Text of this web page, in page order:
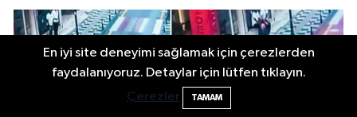
En iyi site deneyimi sağlamak için çerezlerden
faydalanıyoruz. Detaylar için lütfen tıklayın.
Çerezler
TAMAM